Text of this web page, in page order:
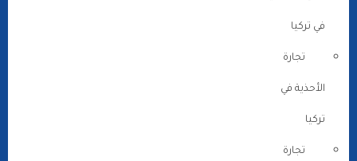
في تركيا
تجارة
الأحذية في
تركيا
تجارة